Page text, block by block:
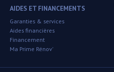
AIDES ET FINANCEMENTS
Garanties & services
Aides financières
Financement
Ma Prime Rénov'